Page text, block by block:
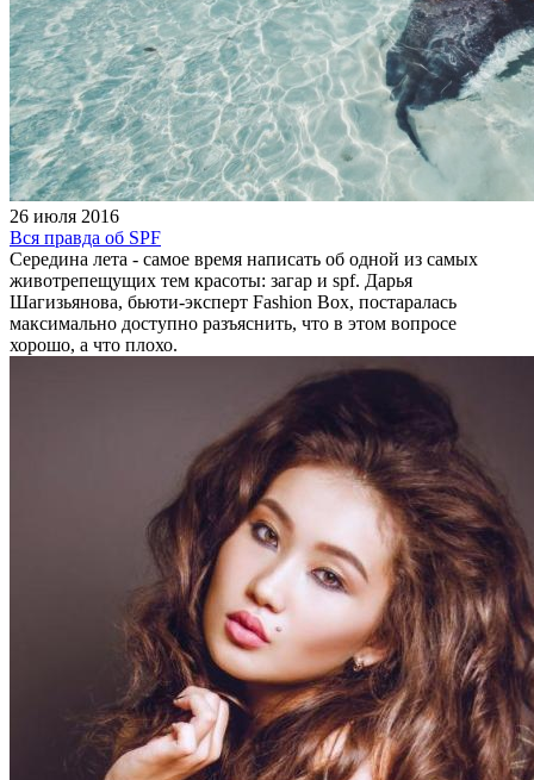
26 июля 2016
Вся правда об SPF
Середина лета - самое время написать об одной из самых
животрепещущих тем красоты: загар и spf. Дарья
Шагизьянова, бьюти-эксперт Fashion Box, постаралась
максимально доступно разъяснить, что в этом вопросе
хорошо, а что плохо.